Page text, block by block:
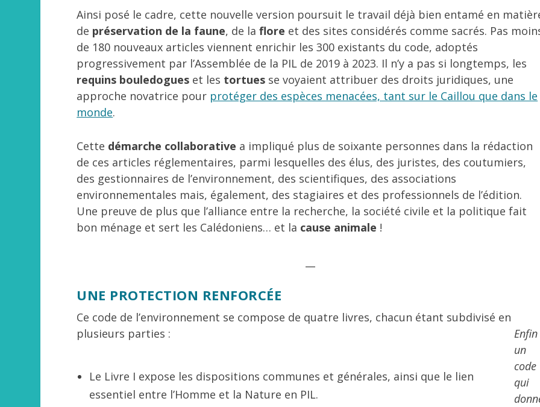
Ainsi posé le cadre, cette nouvelle version poursuit le travail déjà bien entamé en
de préservation de la faune, de laflore et des sites considérés comme sacrés. Pas
de 180 nouveaux articles viennent enrichir les 300 existants du code, adoptés
progressivement par l’Assemblée de la PIL de 2019 à 2023. Il n’y a pas si longtemps, les
requins bouledogues et les tortues se voyaient attribuer des droits juridiques, une
approche novatrice pour protéger des espèces menacées, tant sur le Caillou que dans le
monde.
Cette démarche collaborative a impliqué plus de soixante personnes dans la rédaction
de ces articles réglementaires, parmi lesquelles des élus, des juristes, des coutumiers,
des gestionnaires de l’environnement, des scientifiques, des associations
environnementales mais, également, des stagiaires et des professionnels de l’édition.
Une preuve de plus que l’alliance entre la recherche, la société civile et la politique fait
bon ménage et sert les Calédoniens… et la cause animale !
UNE PROTECTION RENFORCÉE
Enfin
un
code
qui
Ce code de l’environnement se compose de quatre livres, chacun étant subdivisé en
plusieurs parties :
Le Livre I expose les dispositions communes et générales, ainsi que le lien
essentiel entre l’Homme et la Nature en PIL.